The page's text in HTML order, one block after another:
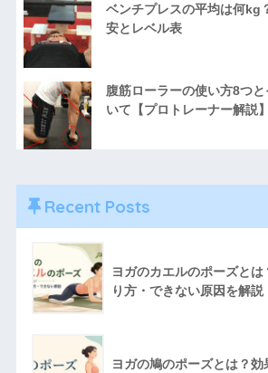
ベンチプレスの平均は何kg
安とレベル表
腹筋ローラーの使い方8つ
いて【プロトレーナー解説】
Recent Posts
ヨガのカエルのポーズと
り方・できない原因を解説
ヨガの鳩のポーズとは？効